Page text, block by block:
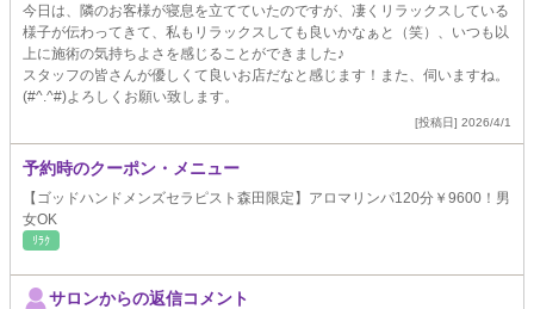
今日は、隣のお客様が寝息を立てていたのですが、凄くリラックスしている
様子が伝わってきて、私もリラックスしても良いかなぁと（笑）、いつも以
上に施術の気持ちよさを感じることができました♪
スタッフの皆さんが優しくて良いお店だなと感じます！また、伺いますね。
(#^.^#)よろしくお願い致します。
[投稿日] 2026/4/1
予約時のクーポン・メニュー
【ゴッドハンドメンズセラピスト森田限定】アロマリンパ120分￥9600！男
女OK
ﾘﾗｸ
サロンからの返信コメント